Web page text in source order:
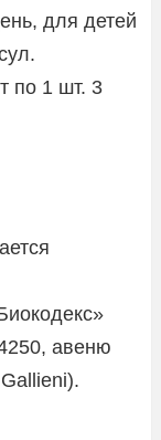
для детей
по 1 шт. 3
авеню